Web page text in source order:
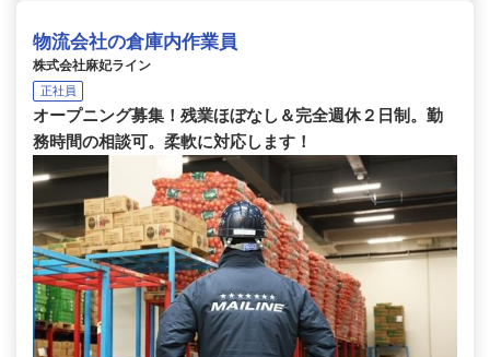
物流会社の倉庫内作業員
株式会社麻妃ライン
正社員
オープニング募集！残業ほぼなし＆完全週休２日制。勤
務時間の相談可。柔軟に対応します！